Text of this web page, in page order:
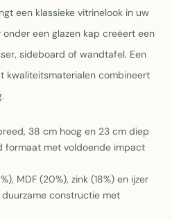
een klassieke vitrinelook in uw
een glazen kap creëert een
sideboard of wandtafel. Een
kwaliteitsmaterialen combineert
38 cm hoog en 23 cm diep
formaat met voldoende impact
MDF (20%), zink (18%) en ijzer
duurzame constructie met